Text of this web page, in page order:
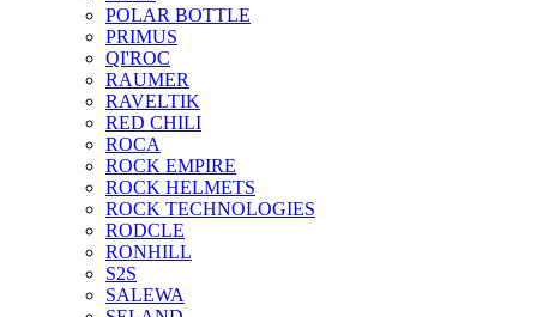
POLAR BOTTLE
PRIMUS
QI'ROC
RAUMER
RAVELTIK
RED CHILI
ROCA
ROCK EMPIRE
ROCK HELMETS
ROCK TECHNOLOGIES
RODCLE
RONHILL
S2S
SALEWA